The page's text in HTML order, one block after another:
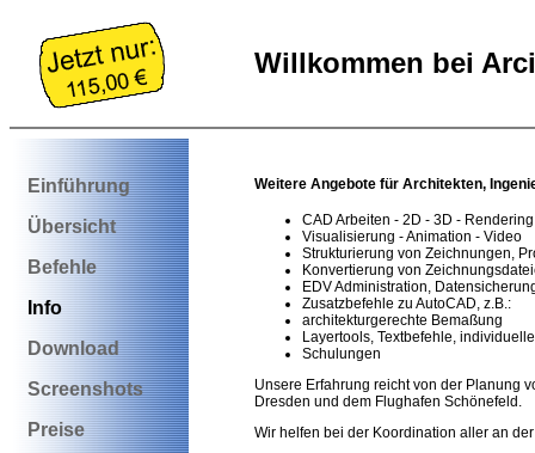
Willkommen bei
Einführung
Übersicht
Befehle
Info
Download
Screenshots
Preise
Weitere Angebote für Architekten,
CAD Arbeiten - 2D - 3D - Rendering
Visualisierung - Animation - Video
Strukturierung von Zeichnungen,
Konvertierung von
EDV Administration,
Zusatzbefehle zu AutoCAD, z.B.:
architekturgerechte Bemaßung
Layertools, Textbefehle,
Schulungen
Unsere Erfahrung reicht von der Planung
Dresden und dem Flughafen Schönefeld.
Wir helfen bei der Koordination aller an